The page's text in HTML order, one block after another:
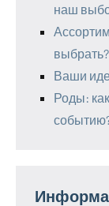
наш
выбрать?
Ваши
Роды: